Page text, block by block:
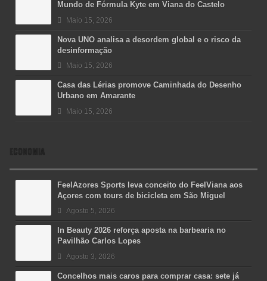
Mundo de Fórmula Kyte em Viana do Castelo
Maio 15, 2026
Nova UNO analisa a desordem global e o risco da
desinformação
Maio 15, 2026
Casa das Lérias promove Caminhada do Desenho
Urbano em Amarante
Maio 15, 2026
ECONOMIA
FeelAzores Sports leva conceito do FeelViana aos
Açores com tours de bicicleta em São Miguel
Agosto 5, 2026
In Beauty 2026 reforça aposta na barbearia no
Pavilhão Carlos Lopes
Agosto 3, 2026
Concelhos mais caros para comprar casa: sete já